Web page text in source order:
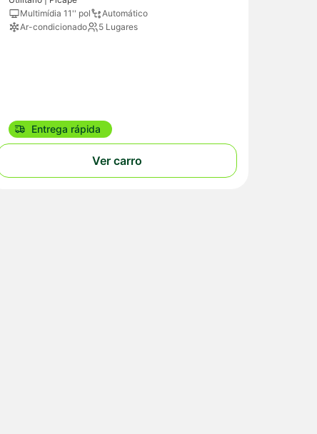
Multimídia 11'' pol
Automático
Ar-condicionado
5 Lugares
Entrega rápida
Ver carro